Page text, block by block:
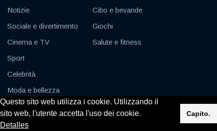
Questo sito web utilizza i cookie. Utilizzando il
sito web, l'utente accetta l'uso dei cookie.
Detalles
Capito.
Notizie
Sociale e divertimento
Cinema e TV
Sport
Celebrità
Moda e bellezza
Auto e motore
Cibo e bevande
Giochi
Salute e fitness